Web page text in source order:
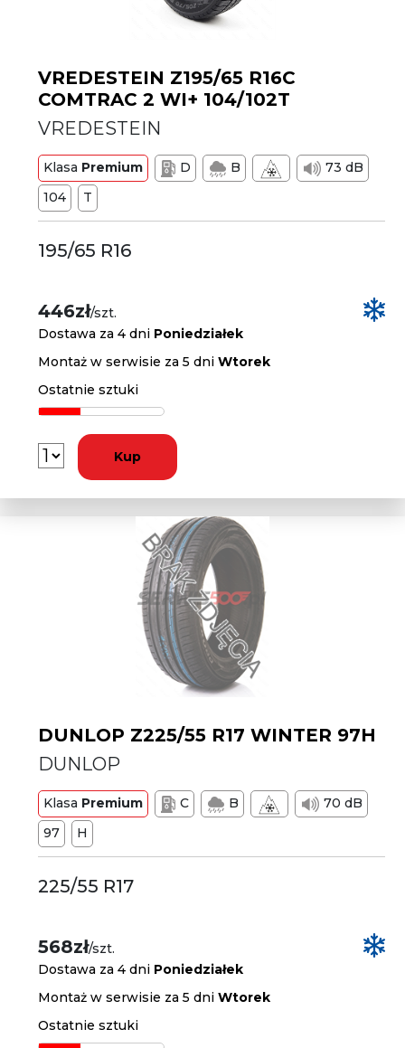
VREDESTEIN Z195/65 R16C
COMTRAC 2 WI+ 104/102T
VREDESTEIN
Klasa Premium D B
73 dB
104
T
195/65 R16
446zł/szt.
Dostawa za 4 dni Poniedziałek
Montaż w serwisie za 5 dniWtorek
Ostatnie sztuki
Kup
DUNLOP Z225/55 R17 WINTER 97H
DUNLOP
Klasa Premium C B
70 dB
97
H
225/55 R17
568zł/szt.
Dostawa za 4 dni Poniedziałek
Montaż w serwisie za 5 dniWtorek
Ostatnie sztuki